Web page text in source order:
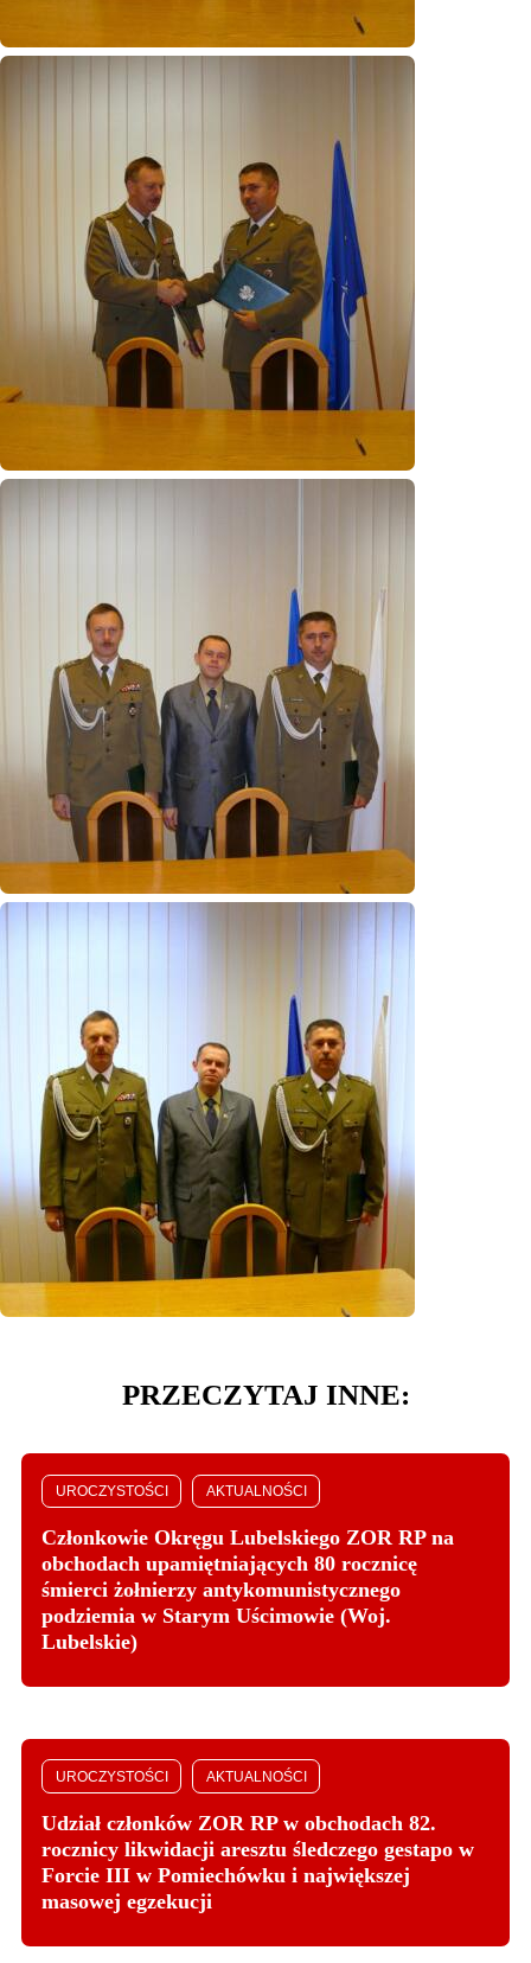
PRZECZYTAJ INNE:
UROCZYSTOŚCI AKTUALNOŚCI
Członkowie Okręgu Lubelskiego ZOR RP na
obchodach upamiętniających 80 rocznicę
śmierci żołnierzy antykomunistycznego
podziemia w Starym Uścimowie (Woj.
Lubelskie)
UROCZYSTOŚCI AKTUALNOŚCI
Udział członków ZOR RP w obchodach 82.
rocznicy likwidacji aresztu śledczego gestapo w
Forcie III w Pomiechówku i największej
masowej egzekucji